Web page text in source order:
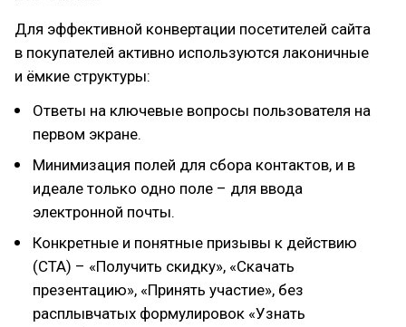
Для эффективной конвертации посетителей сайта
в покупателей активно используются лаконичные
и ёмкие структуры:
Ответы на ключевые вопросы пользователя на
первом экране.
Минимизация полей для сбора контактов, и в
идеале только одно поле – для ввода
электронной почты.
Конкретные и понятные призывы к действию
(СТА) – «Получить скидку», «Скачать
презентацию», «Принять участие», без
расплывчатых формулировок «Узнать